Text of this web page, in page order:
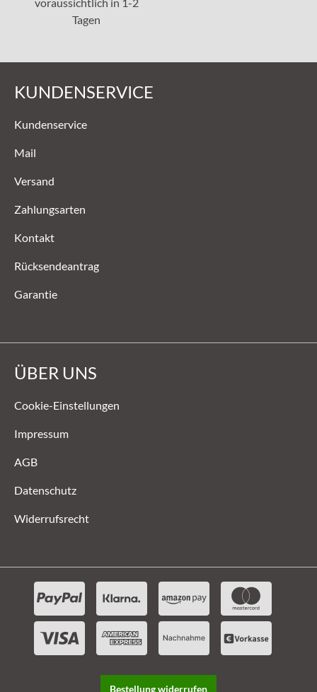
Tagen
KUNDENSERVICE
Kundenservice
Mail
Versand
Zahlungsarten
Kontakt
Rücksendeantrag
Garantie
ÜBER UNS
Cookie-Einstellungen
Impressum
AGB
Datenschutz
Widerrufsrecht
Bestellung widerrufen